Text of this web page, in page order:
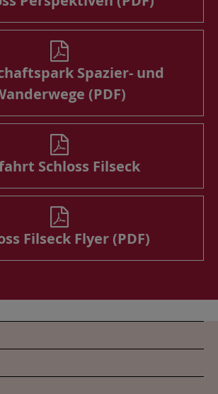
Spazier- und
(PDF)
Schloss Filseck
Filseck Flyer (PDF)